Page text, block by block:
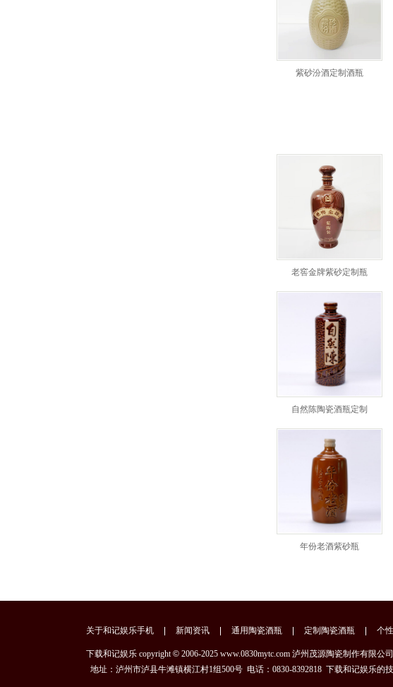
紫砂汾酒定制酒瓶
老窖金牌紫砂定制瓶
自然陈陶瓷酒瓶定制
年份老酒紫砂瓶
关于和记娱乐手机 新闻资讯 通用陶瓷酒瓶 定制陶瓷酒瓶 个
下载和记娱乐 copyright© 2006-2025 www.0830mytc.com 泸州茂源陶瓷制作有限
地址：泸州市泸县牛滩镇横江村1组500号 电话：0830-8392818 下载和记娱乐的